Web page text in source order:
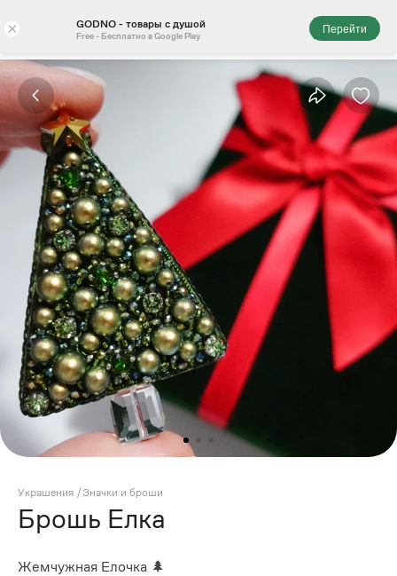
× GODNO - товары с душой
Free - Бесплатно в Google Play
Перейти
Украшения /Значки и броши
Брошь Елка
Жемчужная Елочка 🌲